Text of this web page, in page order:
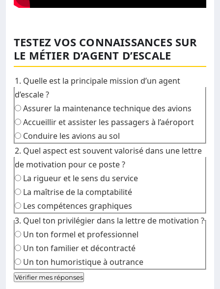
TESTEZ VOS CONNAISSANCES SUR
LE MÉTIER D’AGENT D’ESCALE
1. Quelle est la principale mission d’un agent
d’escale ?
Assurer la maintenance technique des avions
Accueillir et assister les passagers à l’aéroport
Conduire les avions au sol
2. Quel aspect est souvent valorisé dans une lettre
de motivation pour ce poste ?
La rigueur et le sens du service
La maîtrise de la comptabilité
Les compétences graphiques
3. Quel ton privilégier dans la lettre de motivation ?
Un ton formel et professionnel
Un ton familier et décontracté
Un ton humoristique à outrance
Vérifier mes réponses